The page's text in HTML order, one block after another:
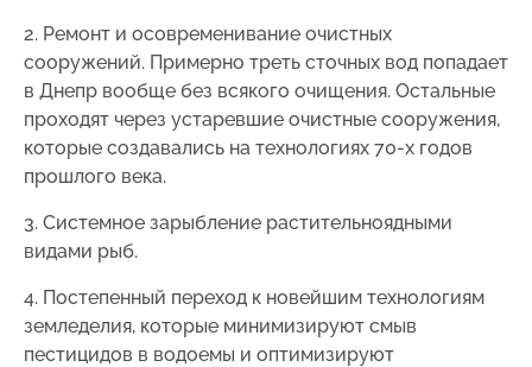
2. Ремонт и осовременивание очистных
сооружений. Примерно треть сточных вод попадает
в Днепр вообще без всякого очищения. Остальные
проходят через устаревшие очистные сооружения,
которые создавались на технологиях 70-х годов
прошлого века.
3. Системное зарыбление растительноядными
видами рыб.
4. Постепенный переход к новейшим технологиям
земледелия, которые минимизируют смыв
пестицидов в водоемы и оптимизируют